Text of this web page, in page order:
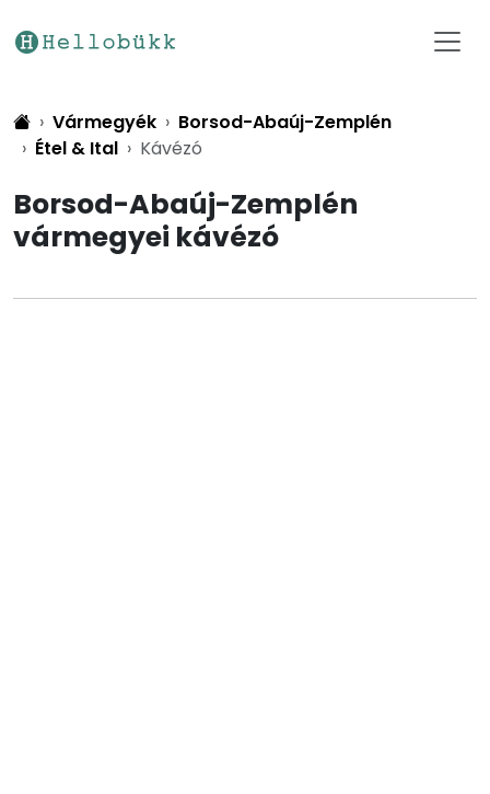
Vármegyék
Borsod-Abaúj-Zemplén
Étel & Ital
Kávézó
Borsod-Abaúj-Zemplén
vármegyei kávézó